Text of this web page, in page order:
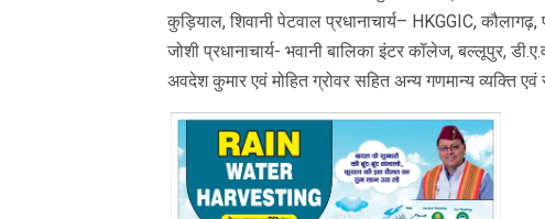
कुड़ियाल, शिवानी पेटवाल प्रधानाचार्य– HKGGIC,
जोशी प्रधानाचार्य- भवानी बालिका इंटर कॉलेज, बल्लूपुर,
अवदेश कुमार एवं मोहित ग्रोवर सहित अन्य गणमान्य व्यक्ति